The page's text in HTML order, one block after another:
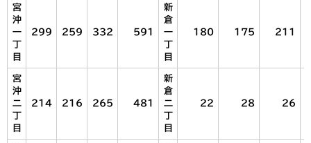
宮
沖
一
目
299 259 332 591
新
倉
一
目
180 175 211
宮
沖
二
目
214 216 265 481
新
倉
二
目
22 28 26